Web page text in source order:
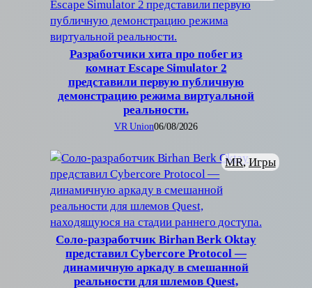
Разработчики хита про побег из
комнат Escape Simulator 2
представили первую публичную
демонстрацию режима виртуальной
реальности.
VR Union06/08/2026
Соло-разработчик Birhan Berk Oktay
представил Cybercore Protocol —
динамичную аркаду в смешанной
реальности для шлемов Quest,
MR, Игры